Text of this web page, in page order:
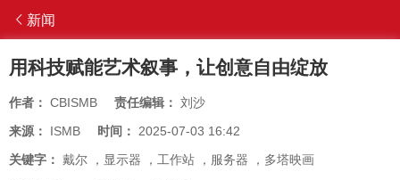
新闻
用科技赋能艺术叙事，让创意自由绽放
作者： CBISMB 责任编辑： 刘沙
来源： ISMB 时间： 2025-07-03 16:42
关键字： 戴尔 ， 显示器 ， 工作站 ， 服务器 ， 多塔映画